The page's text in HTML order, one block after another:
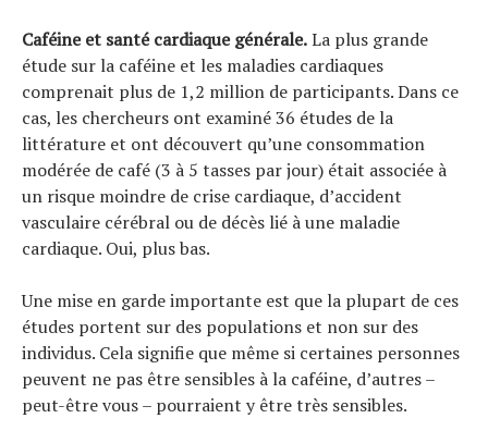
Caféine et santé cardiaque générale.La plus grande
étude sur la caféine et les maladies cardiaques
comprenait plus de 1,2 million de participants. Dans ce
cas, les chercheurs ont examiné 36 études de la
littérature et ont découvert qu’une consommation
modérée de café (3 à 5 tasses par jour) était associée à
un risque moindre de crise cardiaque, d’accident
vasculaire cérébral ou de décès lié à une maladie
cardiaque. Oui, plus bas.
Une mise en garde importante est que la plupart de ces
études portent sur des populations et non sur des
individus. Cela signifie que même si certaines personnes
peuvent ne pas être sensibles à la caféine, d’autres –
peut-être vous – pourraient y être très sensibles.